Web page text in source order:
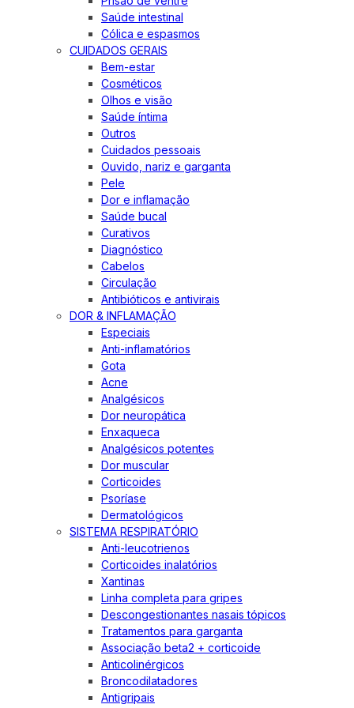
Saúde intestinal
Cólica e espasmos
CUIDADOS GERAIS
Bem-estar
Cosméticos
Olhos e visão
Saúde íntima
Outros
Cuidados pessoais
Ouvido, nariz e garganta
Pele
Dor e inflamação
Saúde bucal
Curativos
Diagnóstico
Cabelos
Circulação
Antibióticos e antivirais
DOR & INFLAMAÇÃO
Especiais
Anti-inflamatórios
Gota
Acne
Analgésicos
Dor neuropática
Enxaqueca
Analgésicos potentes
Dor muscular
Corticoides
Psoríase
Dermatológicos
SISTEMA RESPIRATÓRIO
Anti-leucotrienos
Corticoides inalatórios
Xantinas
Linha completa para gripes
Descongestionantes nasais tópicos
Tratamentos para garganta
Associação beta2 + corticoide
Anticolinérgicos
Broncodilatadores
Antigripais